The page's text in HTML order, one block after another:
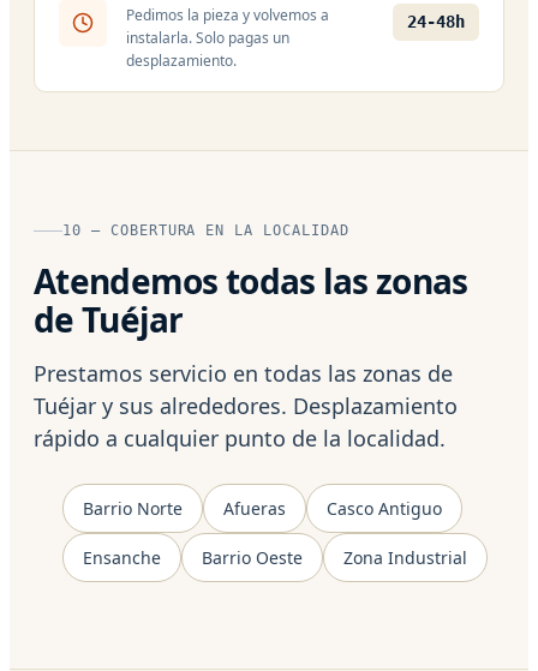
Pedimos la pieza y volvemos a
instalarla. Solo pagas un
desplazamiento.
24-48h
10 — COBERTURA EN LA LOCALIDAD
Atendemos todas las zonas
de Tuéjar
Prestamos servicio en todas las zonas de
Tuéjar y sus alrededores. Desplazamiento
rápido a cualquier punto de la localidad.
Barrio Norte Afueras Casco Antiguo
Ensanche Barrio Oeste Zona Industrial